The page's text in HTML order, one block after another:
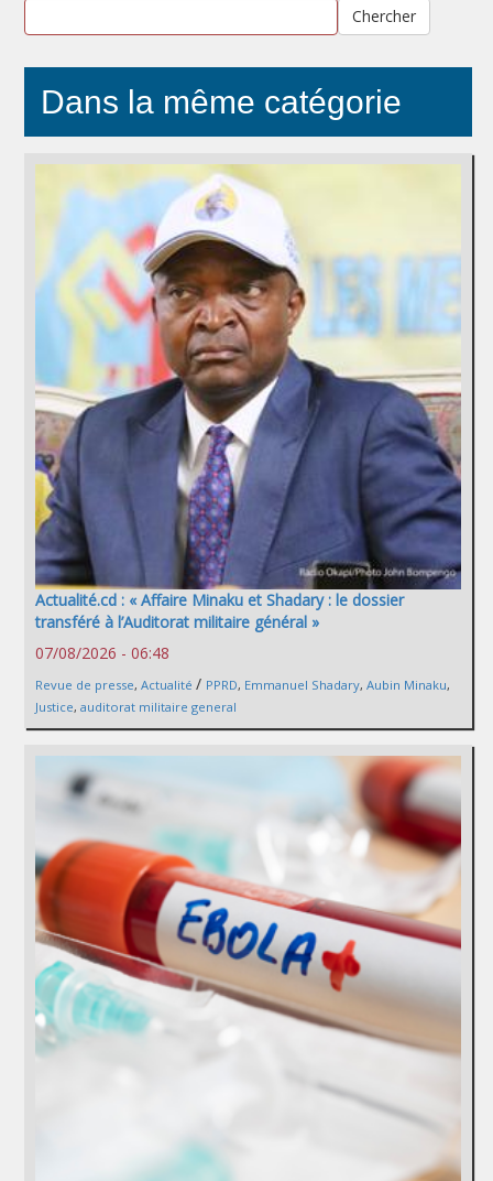
Chercher
Dans la même catégorie
Actualité.cd : « Affaire Minaku et Shadary : le dossier
transféré à l’Auditorat militaire général »
07/08/2026 - 06:48
Revue de presse, Actualité / PPRD, Emmanuel Shadary, Aubin Minaku,
Justice, auditorat militaire general